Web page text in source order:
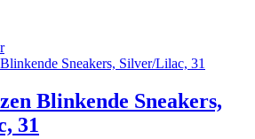
Blinkende Sneakers,
31